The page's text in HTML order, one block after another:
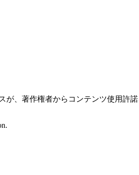
、著作権者からコンテンツ使用許